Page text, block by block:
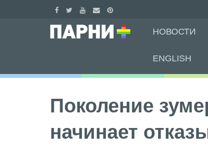
НОВОСТИ
ENGLISH
Поколение
начинает